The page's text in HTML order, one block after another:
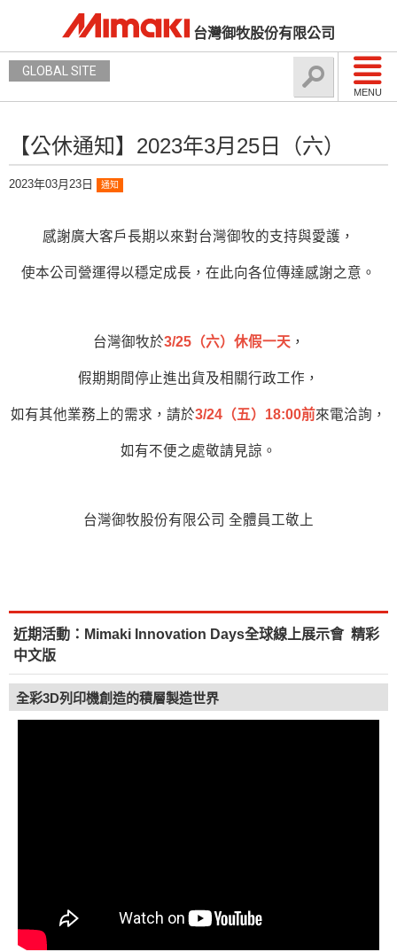
台灣御牧股份有限公司
MENU
GLOBAL SITE
【公休通知】2023年3月25日（六）
2023年03月23日 通知
感謝廣大客戶長期以來對台灣御牧的支持與愛護，
使本公司營運得以穩定成長，在此向各位傳達感謝之意。
台灣御牧於3/25（六）休假一天，
假期期間停止進出貨及相關行政工作，
如有其他業務上的需求，請於3/24（五）18:00前來電洽詢，
如有不便之處敬請見諒。
台灣御牧股份有限公司 全體員工敬上
近期活動：Mimaki Innovation Days全球線上展示會 精彩
中文版
全彩3D列印機創造的積層製造世界